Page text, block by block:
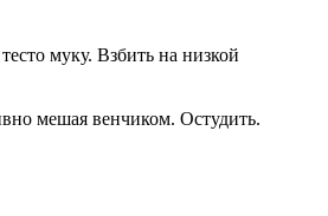
муку. Взбить на низкой
мешая венчиком. Остудить.